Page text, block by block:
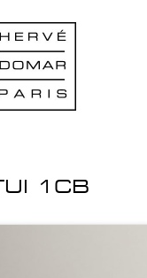
1CB